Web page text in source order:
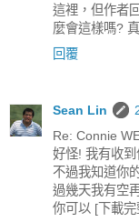
這裡，但作者
麼會這樣嗎?
回覆
Sean Lin
Re: Connie
好怪! 我有收
不過我知道你
過幾天我有空
你可以 [下載